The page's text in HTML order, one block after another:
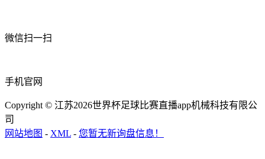
微信扫一扫
手机官网
Copyright © 江苏2026世界杯足球比赛直播app机械科技有限公
司
网站地图 - XML - 您暂无新询盘信息！